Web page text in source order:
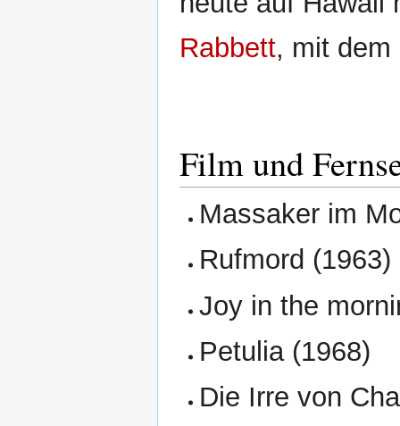
Rabbett, mit
Film und
Massaker im
Rufmord (1963)
Joy in the
Petulia (1968)
Die Irre von